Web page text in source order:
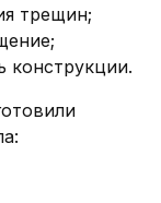
трещин;
конструкции.